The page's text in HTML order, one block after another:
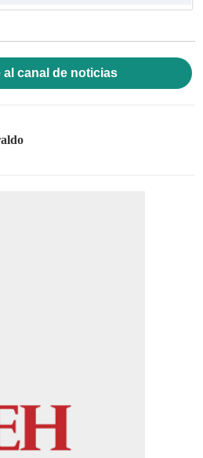
al canal de noticias